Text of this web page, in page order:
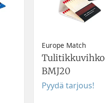
Europe Match
Tulitikkuvihko
BMJ20
Pyydä tarjous!